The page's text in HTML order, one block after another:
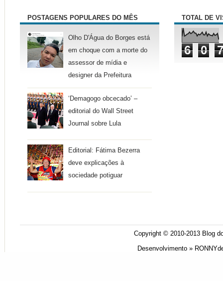
POSTAGENS POPULARES DO MÊS
Olho D'Água do Borges está
em choque com a morte do
assessor de mídia e
designer da Prefeitura
‘Demagogo obcecado’ –
editorial do Wall Street
Journal sobre Lula
Editorial: Fátima Bezerra
deve explicações à
sociedade potiguar
TOTAL DE
6 0 7
Copyright © 2010-2013 Blog
Desenvolvimento »